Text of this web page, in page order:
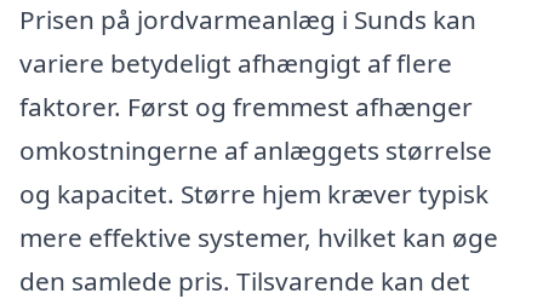
Prisen på jordvarmeanlæg i Sunds kan
variere betydeligt afhængigt af flere
faktorer. Først og fremmest afhænger
omkostningerne af anlæggets størrelse
og kapacitet. Større hjem kræver typisk
mere effektive systemer, hvilket kan øge
den samlede pris. Tilsvarende kan det